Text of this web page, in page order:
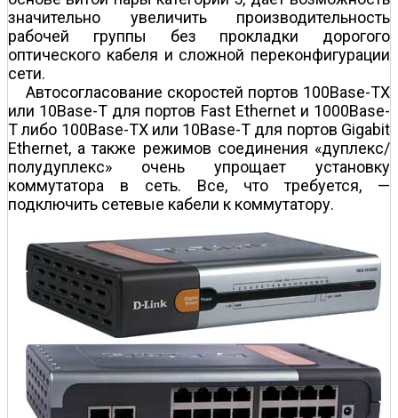
значительно увеличить производительность
рабочей группы без прокладки дорогого
оптического кабеля и сложной переконфигурации
сети.
Автосогласование скоростей портов 100Base-TX
или 10Base-T для портов Fast Ethernet и 1000Base-
T либо 100Base-TX или 10Base-T для портов Gigabit
Ethernet, а также режимов соединения «дуплекс/
полудуплекс» очень упрощает установку
коммутатора в сеть. Все, что требуется, —
подключить сетевые кабели к коммутатору.